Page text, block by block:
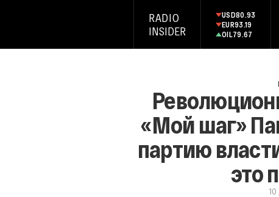
RADIO
INSIDER
USD80.93
EUR93.19
OIL79.67
«Мой шаг»
партию
это